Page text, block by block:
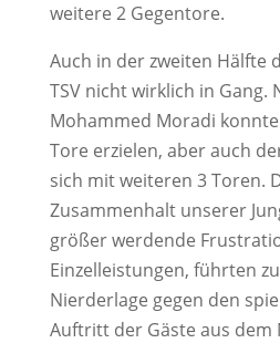
weitere 2 Gegentore.
Auch in der zweiten Hälfte
TSV nicht wirklich in Gang.
Mohammed Moradi
Tore erzielen, aber auch
sich mit weiteren 3 Toren.
Zusammenhalt unserer
größer werdende
Einzelleistungen, führten
Nierderlage gegen den
Auftritt der Gäste aus dem